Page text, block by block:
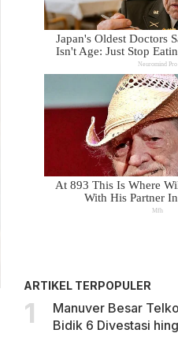
ARTIKEL TERPOPULER
Manuver Besar
Bidik 6 Divestasi